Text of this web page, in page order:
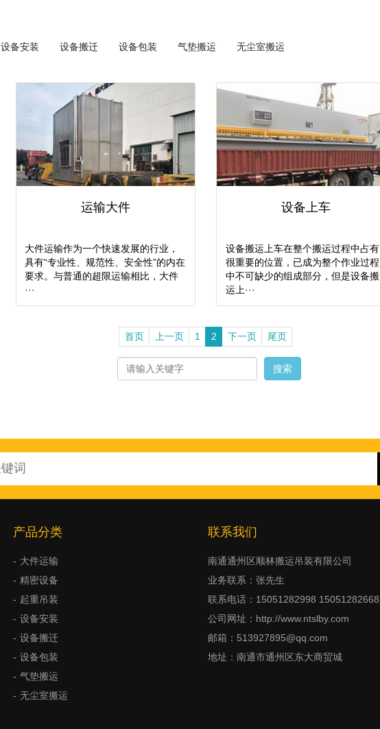
设备安装 设备搬迁 设备包装 气垫搬运 无尘室搬运
运输大件
大件运输作为一个快速发展的行业，
具有“专业性、规范性、安全性”的内在
要求。与普通的超限运输相比，大件
···
设备上车
设备搬运上车在整个搬运过程中占有
很重要的位置，已成为整个作业过程
中不可缺少的组成部分，但是设备搬
运上···
首页 上一页 1 2 下一页 尾页
搜索
产品分类
大件运输
精密设备
起重吊装
设备安装
设备搬迁
设备包装
气垫搬运
无尘室搬运
联系我们
南通通州区顺林搬运吊装有限公司
业务联系：张先生
联系电话：15051282998 15051282668
公司网址：http://www.ntslby.com
邮箱：513927895@qq.com
地址：南通市通州区东大商贸城